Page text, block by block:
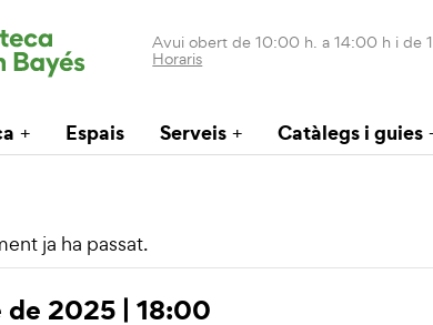
Avui obert de 10:00 h. a 14:00 h i de
Horaris
Espais Serveis Catàlegs i guies
ja ha passat.
2025 | 18:00